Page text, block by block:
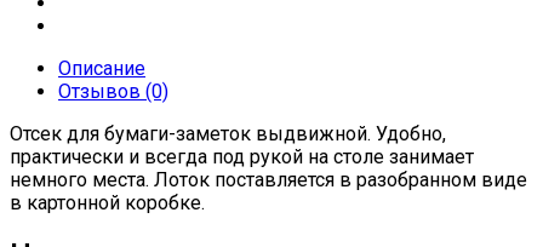
Описание
Отзывов (0)
Отсек для бумаги-заметок выдвижной. Удобно,
практически и всегда под рукой на столе занимает
немного места. Лоток поставляется в разобранном виде
в картонной коробке.